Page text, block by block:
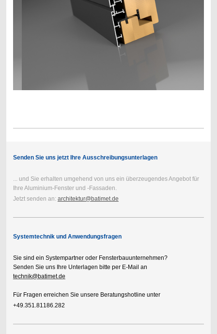
Senden Sie uns jetzt Ihre Ausschreibungsunterlagen
... und Sie erhalten umgehend von uns ein überzeugendes Angebot für
Ihre Aluminium-Fenster und -Fassaden.
Jetzt senden an: architektur@batimet.de
Systemtechnik und Anwendungsfragen
Sie sind ein Systempartner oder Fensterbauunternehmen?
Senden Sie uns Ihre Unterlagen bitte per E-Mail an
technik@batimet.de
Für Fragen erreichen Sie unsere Beratungshotline unter
+49.351.81186.282